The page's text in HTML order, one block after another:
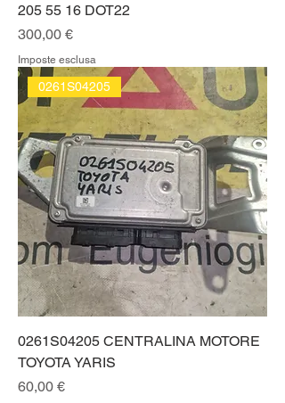
205 55 16 DOT22
Prezzo
300,00 €
Imposte esclusa
0261S04205
0261S04205 CENTRALINA MOTORE
TOYOTA YARIS
Prezzo
60,00 €